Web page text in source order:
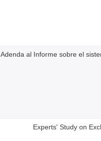
Adenda al Informe sobre el
Experts' Study on